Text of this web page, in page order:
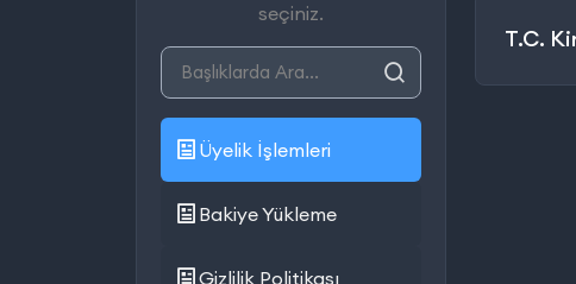
seçiniz.
Üyelik İşlemleri
Bakiye Yükleme
Gizlilik Politikası
T.C.